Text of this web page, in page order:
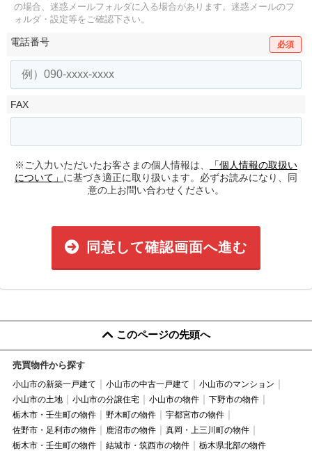
の場合、迷惑メールフォルダに入る場合があります。 迷惑メールのフ
ォルダ・設定等をご確認下さい。
電話番号 必須
FAX
※ご入力いただいたお客さまの個人情報は、
「個人情報の取扱い
について」 に基づき適正に取り扱います。必ずお読みになり、同
意の上お問い合わせください。
同意して確認画面へ進む
このページの先頭へ
売買物件から探す
小山市の新築一戸建て 小山市の中古一戸建て
小山市のマンション
小山市の土地
小山市の分譲住宅 小山市の物件
下野市の物件
栃木市・壬生町の物件
野木町の物件
宇都宮市の物件
佐野市・足利市の物件
鹿沼市の物件
真岡・上三川町の物件
栃木市・壬生町の物件
結城市・筑西市の物件 栃木県北部の物件